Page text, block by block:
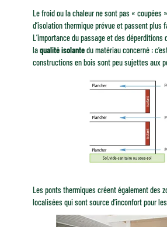
Le froid ou la chaleur ne sont pas « coupées
d’isolation thermique prévue et passent plus
L’importance du passage et des déperditions
laqualité isolantedu matériau concerné :
constructions en bois sont peu sujettes aux
Les ponts thermiques créent également des
localisées qui sont source d’inconfort pour